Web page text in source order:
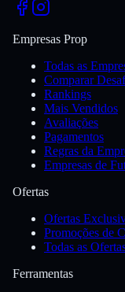
Empresas Prop
Todas as
Comparar
Rankings
Mais Vendidos
Avaliações
Pagamentos
Regras da
Empresas de
Ofertas
Ofertas
Promoções de
Todas as
Ferramentas